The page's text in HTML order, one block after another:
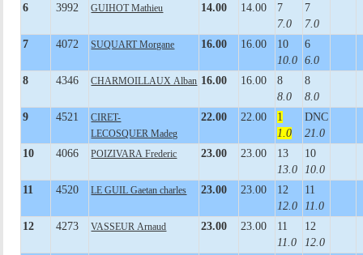
6
3992 GUIHOT Mathieu 14.00 14.00
7
7.0
7
7.0
7
4072 SUQUART Morgane 16.00 16.00
10
10.0
6
6.0
8
4346 CHARMOILLAUX Alban 16.00 16.00
8
8.0
8
8.0
9
4521
CIRET-
LECOSQUER Madeg
22.00 22.00
1
1.0
DNC
21.0
10
4066 POIZIVARA Frederic 23.00 23.00
13
13.0
10
10.0
11
4520 LE GUIL Gaetan charles 23.00 23.00
12
12.0
11
11.0
12
4273 VASSEUR Arnaud 23.00 23.00
11
11.0
12
12.0